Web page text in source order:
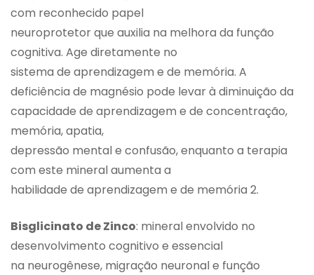
com reconhecido papel
neuroprotetor que auxilia na melhora da função
cognitiva. Age diretamente no
sistema de aprendizagem e de memória. A
deficiência de magnésio pode levar à diminuição da
capacidade de aprendizagem e de concentração,
memória, apatia,
depressão mental e confusão, enquanto a terapia
com este mineral aumenta a
habilidade de aprendizagem e de memória 2.
Bisglicinato de Zinco: mineral envolvido no
desenvolvimento cognitivo e essencial
na neurogênese, migração neuronal e função